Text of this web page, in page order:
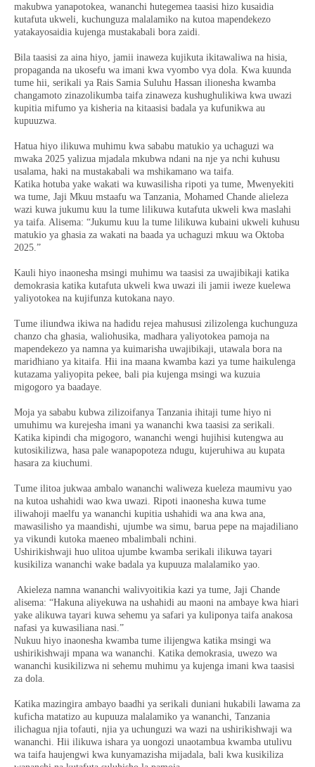
makubwa yanapotokea, wananchi hutegemea taasisi hizo kusaidia
kutafuta ukweli, kuchunguza malalamiko na kutoa mapendekezo
yatakayosaidia kujenga mustakabali bora zaidi.
Bila taasisi za aina hiyo, jamii inaweza kujikuta ikitawaliwa na hisia,
propaganda na ukosefu wa imani kwa vyombo vya dola. Kwa kuunda
tume hii, serikali ya Rais Samia Suluhu Hassan ilionesha kwamba
changamoto zinazolikumba taifa zinaweza kushughulikiwa kwa uwazi
kupitia mifumo ya kisheria na kitaasisi badala ya kufunikwa au
kupuuzwa.
Hatua hiyo ilikuwa muhimu kwa sababu matukio ya uchaguzi wa
mwaka 2025 yalizua mjadala mkubwa ndani na nje ya nchi kuhusu
usalama, haki na mustakabali wa mshikamano wa taifa.
Katika hotuba yake wakati wa kuwasilisha ripoti ya tume, Mwenyekiti
wa tume, Jaji Mkuu mstaafu wa Tanzania, Mohamed Chande alieleza
wazi kuwa jukumu kuu la tume lilikuwa kutafuta ukweli kwa maslahi
ya taifa. Alisema: “Jukumu kuu la tume lilikuwa kubaini ukweli kuhusu
matukio ya ghasia za wakati na baada ya uchaguzi mkuu wa Oktoba
2025.”
Kauli hiyo inaonesha msingi muhimu wa taasisi za uwajibikaji katika
demokrasia katika kutafuta ukweli kwa uwazi ili jamii iweze kuelewa
yaliyotokea na kujifunza kutokana nayo.
Tume iliundwa ikiwa na hadidu rejea mahususi zilizolenga kuchunguza
chanzo cha ghasia, waliohusika, madhara yaliyotokea pamoja na
mapendekezo ya namna ya kuimarisha uwajibikaji, utawala bora na
maridhiano ya kitaifa. Hii ina maana kwamba kazi ya tume haikulenga
kutazama yaliyopita pekee, bali pia kujenga msingi wa kuzuia
migogoro ya baadaye.
Moja ya sababu kubwa zilizoifanya Tanzania ihitaji tume hiyo ni
umuhimu wa kurejesha imani ya wananchi kwa taasisi za serikali.
Katika kipindi cha migogoro, wananchi wengi hujihisi kutengwa au
kutosikilizwa, hasa pale wanapopoteza ndugu, kujeruhiwa au kupata
hasara za kiuchumi.
Tume ilitoa jukwaa ambalo wananchi waliweza kueleza maumivu yao
na kutoa ushahidi wao kwa uwazi. Ripoti inaonesha kuwa tume
iliwahoji maelfu ya wananchi kupitia ushahidi wa ana kwa ana,
mawasilisho ya maandishi, ujumbe wa simu, barua pepe na majadiliano
ya vikundi kutoka maeneo mbalimbali nchini.
Ushirikishwaji huo ulitoa ujumbe kwamba serikali ilikuwa tayari
kusikiliza wananchi wake badala ya kupuuza malalamiko yao.
Akieleza namna wananchi walivyoitikia kazi ya tume, Jaji Chande
alisema: “Hakuna aliyekuwa na ushahidi au maoni na ambaye kwa hiari
yake alikuwa tayari kuwa sehemu ya safari ya kuliponya taifa anakosa
nafasi ya kuwasiliana nasi.”
Nukuu hiyo inaonesha kwamba tume ilijengwa katika msingi wa
ushirikishwaji mpana wa wananchi. Katika demokrasia, uwezo wa
wananchi kusikilizwa ni sehemu muhimu ya kujenga imani kwa taasisi
za dola.
Katika mazingira ambayo baadhi ya serikali duniani hukabili lawama za
kuficha matatizo au kupuuza malalamiko ya wananchi, Tanzania
ilichagua njia tofauti, njia ya uchunguzi wa wazi na ushirikishwaji wa
wananchi. Hii ilikuwa ishara ya uongozi unaotambua kwamba utulivu
wa taifa haujengwi kwa kunyamazisha mijadala, bali kwa kusikiliza